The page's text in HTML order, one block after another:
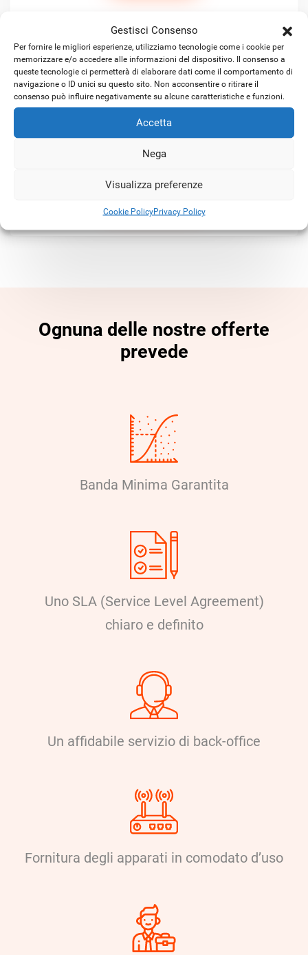
Gestisci Consenso
Per fornire le migliori esperienze, utilizziamo tecnologie come i cookie per
memorizzare e/o accedere alle informazioni del dispositivo. Il consenso a
queste tecnologie ci permetterà di elaborare dati come il comportamento di
navigazione o ID unici su questo sito. Non acconsentire o ritirare il
consenso può influire negativamente su alcune caratteristiche e funzioni.
Accetta
Nega
Visualizza preferenze
Cookie PolicyPrivacy Policy
Satellitare KA-SAT ibrido
SCOPRI DI PIÙ
Ognuna delle nostre offerte
prevede
Banda Minima Garantita
Uno SLA (Service Level Agreement)
chiaro e definito
Un affidabile servizio di back-office
Fornitura degli apparati in comodato d’uso